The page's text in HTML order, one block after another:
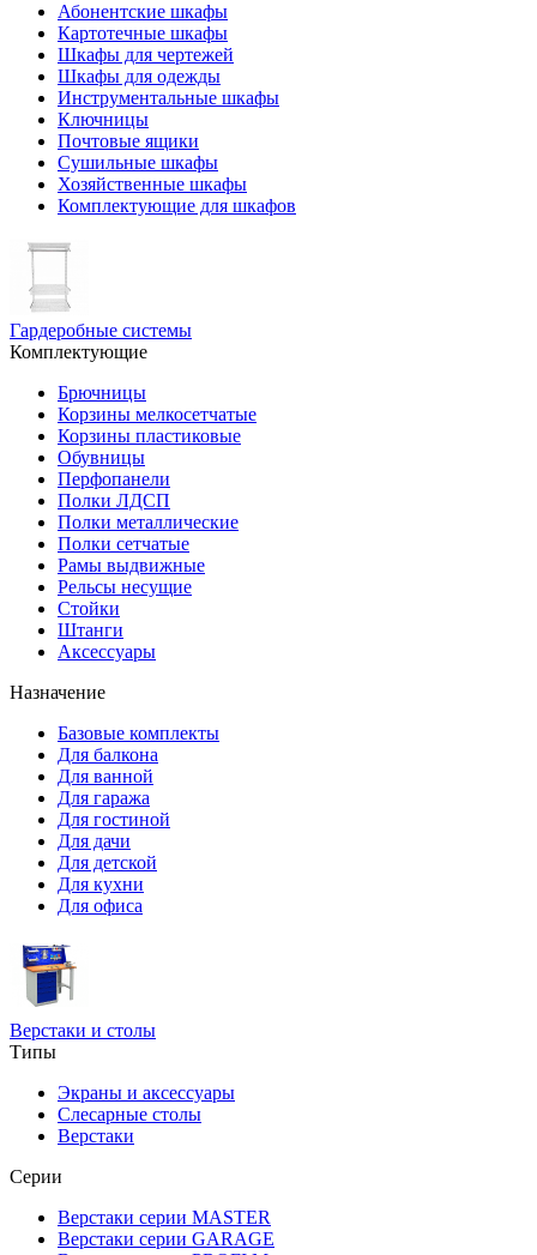
Абонентские шкафы
Картотечные шкафы
Шкафы для чертежей
Шкафы для одежды
Инструментальные шкафы
Ключницы
Почтовые ящики
Сушильные шкафы
Хозяйственные шкафы
Комплектующие для шкафов
Гардеробные системы
Комплектующие
Брючницы
Корзины мелкосетчатые
Корзины пластиковые
Обувницы
Перфопанели
Полки ЛДСП
Полки металлические
Полки сетчатые
Рамы выдвижные
Рельсы несущие
Стойки
Штанги
Аксессуары
Назначение
Базовые комплекты
Для балкона
Для ванной
Для гаража
Для гостиной
Для дачи
Для детской
Для кухни
Для офиса
Верстаки и столы
Типы
Экраны и аксессуары
Слесарные столы
Верстаки
Серии
Верстаки серии MASTER
Верстаки серии GARAGE